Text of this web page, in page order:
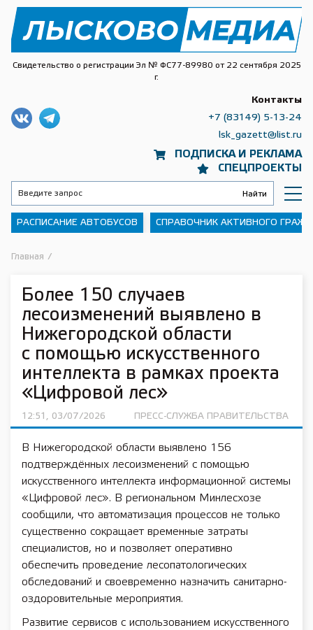
Свидетельство о регистрации Эл № ФС77-89980 от 22 сентября 2025
г.
ПОДПИСКА И РЕКЛАМА
СПЕЦПРОЕКТЫ
Контакты
+7 (83149) 5-13-24
lsk_gazett@list.ru
РАСПИСАНИЕ АВТОБУСОВ СПРАВОЧНИК АКТИВНОГО
Главная /
Более 150 случаев
лесоизменений выявлено в
Нижегородской области
с помощью искусственного
интеллекта в рамках проекта
«Цифровой лес»
12:51, 03/07/2026 ПРЕСС-СЛУЖБА ПРАВИТЕЛЬСТВА
В Нижегородской области выявлено 156
подтверждённых лесоизменений с помощью
искусственного интеллекта информационной системы
«Цифровой лес». В региональном Минлесхозе
сообщили, что автоматизация процессов не только
существенно сокращает временные затраты
специалистов, но и позволяет оперативно
обеспечить проведение лесопатологических
обследований и своевременно назначить санитарно-
оздоровительные мероприятия.
Развитие сервисов с использованием искусственного